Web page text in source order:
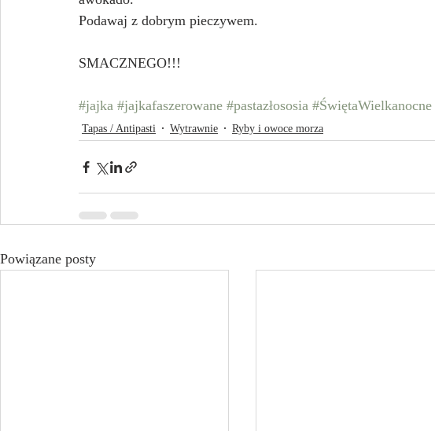
Podawaj z dobrym pieczywem.
SMACZNEGO!!!
#jajka #jajkafaszerowane #pastazłososia #ŚwiętaWielkanocne
Tapas / Antipasti Wytrawnie Ryby i owoce morza
Powiązane posty